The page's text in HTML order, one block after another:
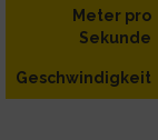
Meter pro
Sekunde
Geschwindigkeit